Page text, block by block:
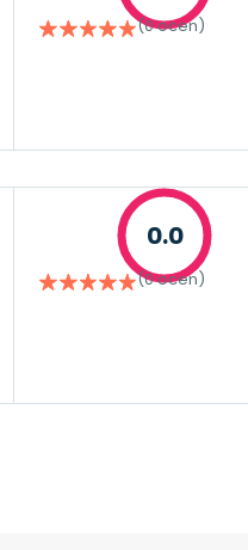
(0 ocen)
0.0
(0 ocen)